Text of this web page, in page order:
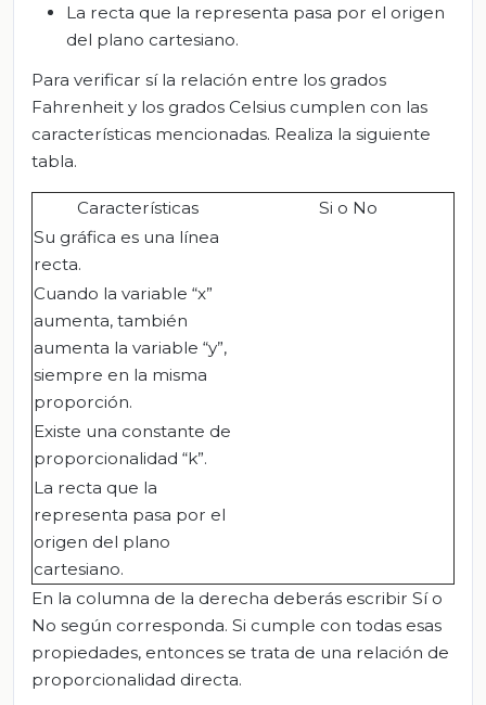
La recta que la representa pasa por el origen
del plano cartesiano.
Para verificar sí la relación entre los grados
Fahrenheit y los grados Celsius cumplen con las
características mencionadas. Realiza la siguiente
tabla.
Características
Si o No
Su gráfica es una línea
recta.
Cuando la variable “x”
aumenta, también
aumenta la variable “y”,
siempre en la misma
proporción.
Existe una constante de
proporcionalidad “k”.
La recta que la
representa pasa por el
origen del plano
cartesiano.
En la columna de la derecha deberás escribir Sí o
No según corresponda. Si cumple con todas esas
propiedades, entonces se trata de una relación de
proporcionalidad directa.